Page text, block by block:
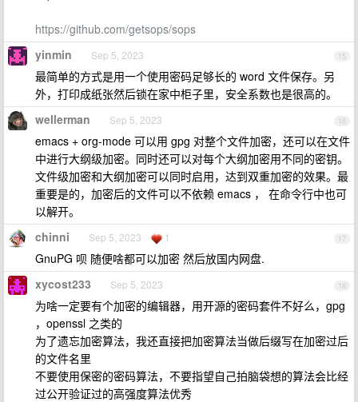
https://github.com/getsops/sops
15
yinmin Sep 5, 2023
最简单的方式是用一个使用密码足够长的 word 文件保存。另
外，打印成纸张然后锁在家中柜子里，安全系数也是很高的。
16
wellerman Sep 5, 2023
emacs + org-mode 可以用 gpg 对整个文件加密，还可以在文件
中进行大纲级加密。同时还可以对每个大纲加密用不同的密钥。
文件级加密和大纲加密可以同时启用，达到双重加密的效果。最
重要是的，加密后的文件可以不依赖 emacs ， 在命令行中也可
以解开。
17
chinni Sep 5, 2023 1
GnuPG 呗 随便啥都可以加密 然后放国内网盘.
18
xycost233 Sep 5, 2023
为啥一定要有个加密的编辑器，用开源的密码套件不好么，gpg
，openssl 之类的
为了遗忘加密算法，我还直接把加密算法当做后缀写在加密过后
的文件名里
不要使用保密的密码算法，不要指望自己拍脑袋想的算法会比经
过公开验证过的高强度算法优秀